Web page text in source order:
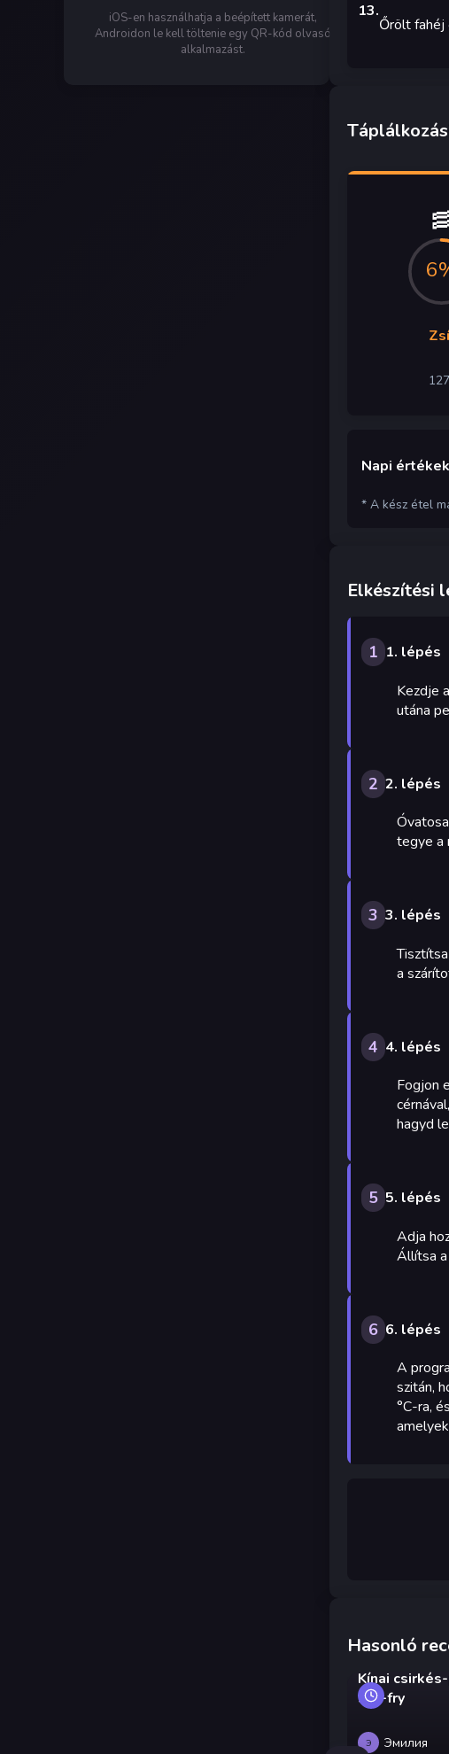
iOS-en használhatja a beépített kamerát,
Androidon le kell töltenie egy QR-kód olvasó
alkalmazást.
13.
Őrölt
127
Napi értékek
* A kész étel
Elkészítési
1 1. lépés
Kezdje
utána
2 2. lépés
tegye a
3 3. lépés
a
4 4. lépés
Fogjon
hagyd
5 5. lépés
Adja
Állítsa
6 6. lépés
A
szitán,
°C-ra,
Hasonló
Kínai
stir-fry
Э Эмилия